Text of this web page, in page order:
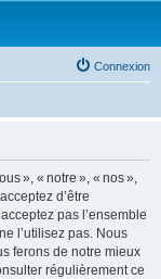
Connexion
», « notre », « nos »,
d’être
pas l’ensemble
l’utilisez pas. Nous
ferons de notre mieux
régulièrement ce